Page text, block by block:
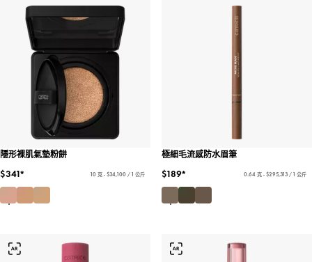
隱形裸肌氣墊粉餅
$341*
10 克 - $34,100 / 1 公斤
極細毛流感防水眉筆
$189*
0.64 克 - $295,313 / 1 公斤